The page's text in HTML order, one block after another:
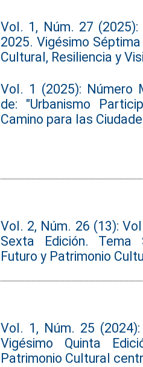
Vol. 1, Núm. 27
2025. Vigésimo
Cultural, Resiliencia y
Vol. 1 (2025): Número
de: "Urbanismo
Camino para las
Vol. 2, Núm. 26 (13):
Sexta Edición. Tema
Futuro y Patrimonio
Vol. 1, Núm. 25
Vigésimo Quinta
Patrimonio Cultural